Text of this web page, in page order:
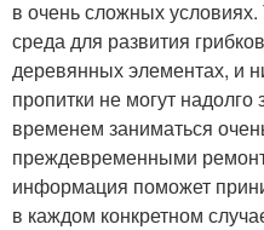
в очень сложных
среда для развития
деревянных элементах, и
пропитки не могут
временем заниматься
преждевременными
информация поможет
в каждом конкретном